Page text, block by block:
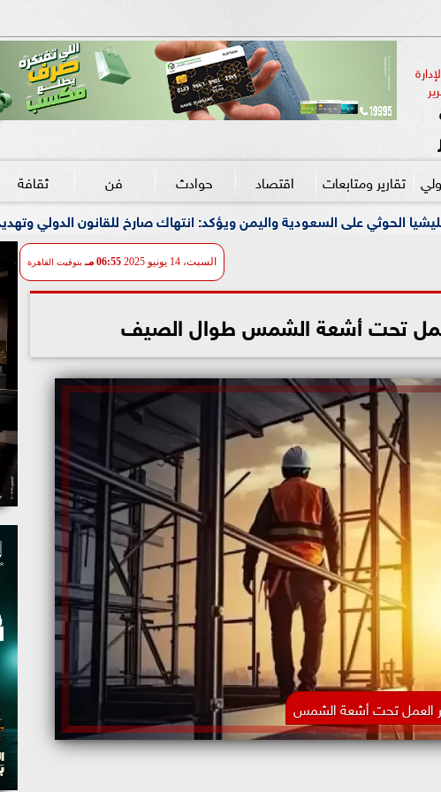
تقارير ومتابعات اقتصاد حوادث فن ثقافة
واليمن ويؤكد: انتهاك صارخ للقانون الدولي وتهديد مباشر لأمن المنطقة
السبت، 14 يونيو 2025 06:55 مـ بتوقيت القاهرة
تحت أشعة الشمس طوال الصيف
العمل تحت أشعة الشمس